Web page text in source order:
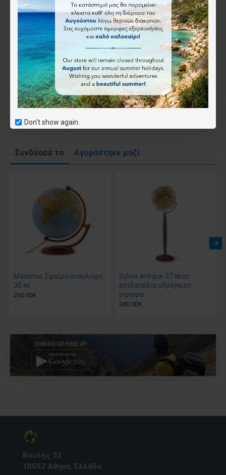
Don't show again.
Nova Rico
93.50€
Συνδύασέ το Αγοράστηκε μαζί
Maximus Σφαίρα ανάγλυφη
30 εκ
260.00€
Sylvia antique 37 εκατ
επιδαπέδια υδρόγειος
σφαίρα
380.00€
Βουλής 32
10557 Αθήνα, Ελλάδα